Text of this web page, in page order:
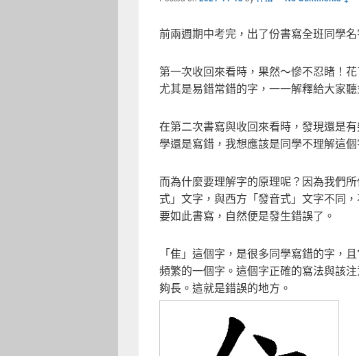
前兩週期中考完，出了份書寫全班同學名
第一次收回來看時，果然～慘不忍睹！
尤其是易錯常錯的字，一一解釋給大家聽
在第二次書寫與收回來看時，發現還是
學還是寫錯，我想應該是同學不理解這個
而為什麼要理解字的原理呢？因為我們
式」文字，與西方「發音式」文字不同
要如此書寫，自然便是發生錯誤了。
「隹」這個字，是很多同學寫錯的字，
頻繁的一個字。這個字正確的寫法與該
夠長。這就是錯誤的地方。